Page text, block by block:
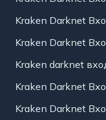
Kraken Darknet
Kraken Darknet
Kraken darknet
Kraken Darknet
Kraken Darknet